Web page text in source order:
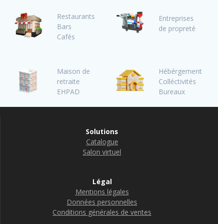
Restaurants
Bars
Cafés
Entreprises
de propreté
Maison de
retraite
EHPAD
Hébérgement
Colléctivités
Bureaux
Solutions
Catalogue
Salon virtuel
Légal
Mentions légales
Données personnelles
Conditions générales de ventes